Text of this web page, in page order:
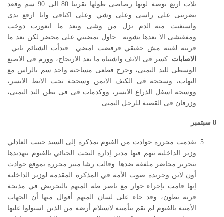
تلات اربع بوصة لونها رصاصى طولها تقريبا 80 الى 90 سم وقعد
يضربنى على راسى وعلى وشي وعلى اكتافى وانا ارفع يدى
واستغيث منه..الدم نزل من وشى وبعد ما اتعورت دوخت
ومفقتشى الا بعدها بشويه.. حاول يمضيني على محضر لكن بعد ما
قريته لقيته مش حقيقي فرفضت امضي.. فبدأت الشتائم تاني..
الاصابات: كسر فى الانف واشتباه ما بعد الارتجاج، وورم فى الاصبع
الوسطى لليد اليمنى، وجرح قطعى مساحتة واحد سم بالراس مع
التهاب، وسحجة فى الكتف الايمن وسحجة تحت الابط الايسر،
ووسجة اسفل الذراع الايسر، ووكدمات فى فى بطن اليد اليمنى،
وزرقان فى القصبة للرجل اليمنى
8 سبتمبر
تقدمت محررة حوادث من الفيوم بمذكرة إلى السيد حبيب العادلي
وزير الداخلية تتهم فيها مدير إدارة البحث الجنائي بالفيوم بتهديدها
بتحرير محاضر ملفقة ضدها. وقالت رشا منير محررة بموقع حوادث
أون لاين وجريدة صوت الأمة في المذكرة المقدمة لوزير الداخلية
إنها قامت بإجراء حوار مع ناصر طه المتهم بالتحريض في مذبحة
قرية تطون، وقد جاء على لسان المتهم أقوال منها أن الجهات
الأمنية بالفيوم لم تقم بتأمينه لاستلام أرضه من الذين استولوا عليها